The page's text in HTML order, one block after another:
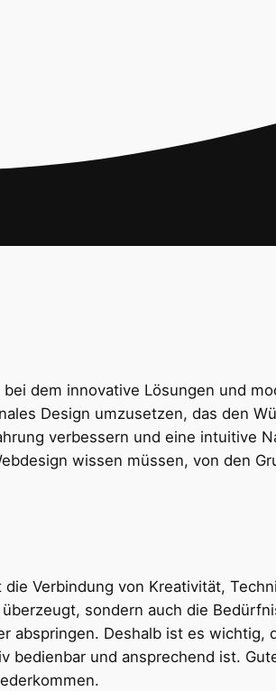
dem innovative Lösungen und
Design umzusetzen, das den
verbessern und eine intuitive
wissen müssen, von den
Verbindung von Kreativität,
sondern auch die
Deshalb ist es wichtig,
und ansprechend ist.